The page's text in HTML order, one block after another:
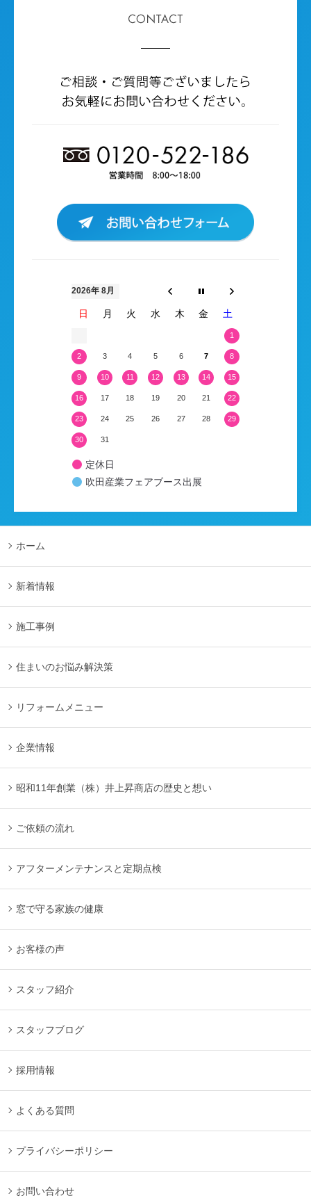
2026年 8月
日 月 火 水 木 金 土
1
2 3 4 5 6 7 8
9 10 11 12 13 14 15
16 17 18 19 20 21 22
23 24 25 26 27 28 29
30 31
定休日
吹田産業フェアブース出展
ホーム
新着情報
施工事例
住まいのお悩み解決策
リフォームメニュー
企業情報
昭和11年創業（株）井上昇商店の歴史と想い
ご依頼の流れ
アフターメンテナンスと定期点検
窓で守る家族の健康
お客様の声
スタッフ紹介
スタッフブログ
採用情報
よくある質問
プライバシーポリシー
お問い合わせ